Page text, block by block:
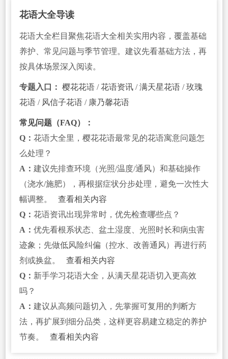
花语大全导读
花语大全栏目聚焦花语大全相关实用内容，覆盖基础
养护、常见问题与季节管理。建议先看基础方法，再
按具体场景深入阅读。
专题入口： 樱花花语/花语资讯/满天星花语/玫瑰
花语/ 风信子花语/ 康乃馨花语
常见问题（FAQ）：
Q： 花语大全里，樱花花语最常见的花语寓意问题怎
么处理？
A： 建议先排查环境（光照/温度/通风）和基础操作
（浇水/施肥），再根据症状分步处理，避免一次性大
幅调整。
查看相关内容
Q： 花语资讯出现异常时，优先检查哪些点？
A： 优先看根系状态、盆土湿度、光照时长和病虫害
迹象；先做低风险纠偏（控水、改善通风）再进行药
剂或换盆。
查看相关内容
Q： 新手学习花语大全，从满天星花语切入更高效
吗？
A： 建议从高频问题切入，先掌握可复用的判断方
法，再扩展到细分品类，这样更容易建立稳定的养护
节奏。
查看相关内容